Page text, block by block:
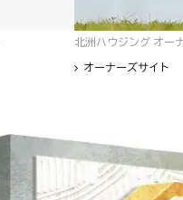
北洲ハウジング オー
オーナーズサイト